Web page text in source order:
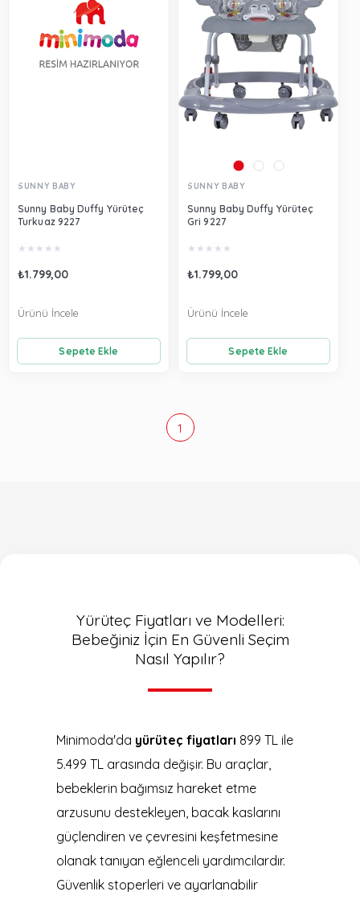
SUNNY BABY
Sunny Baby Duffy Yürüteç
Turkuaz 9227
★ ★ ★ ★ ★
₺1.799,00
Sepete Ekle
Ürünü İncele
SUNNY BABY
Sunny Baby Duffy Yürüteç
Gri 9227
★ ★ ★ ★ ★
₺1.799,00
Sepete Ekle
Ürünü İncele
1
Yürüteç Fiyatları ve Modelleri:
Bebeğiniz İçin En Güvenli Seçim
Nasıl Yapılır?
Minimoda'da yürüteç fiyatları 899 TL ile
5.499 TL arasında değişir. Bu araçlar,
bebeklerin bağımsız hareket etme
arzusunu destekleyen, bacak kaslarını
güçlendiren ve çevresini keşfetmesine
olanak tanıyan eğlenceli yardımcılardır.
Güvenlik stoperleri ve ayarlanabilir